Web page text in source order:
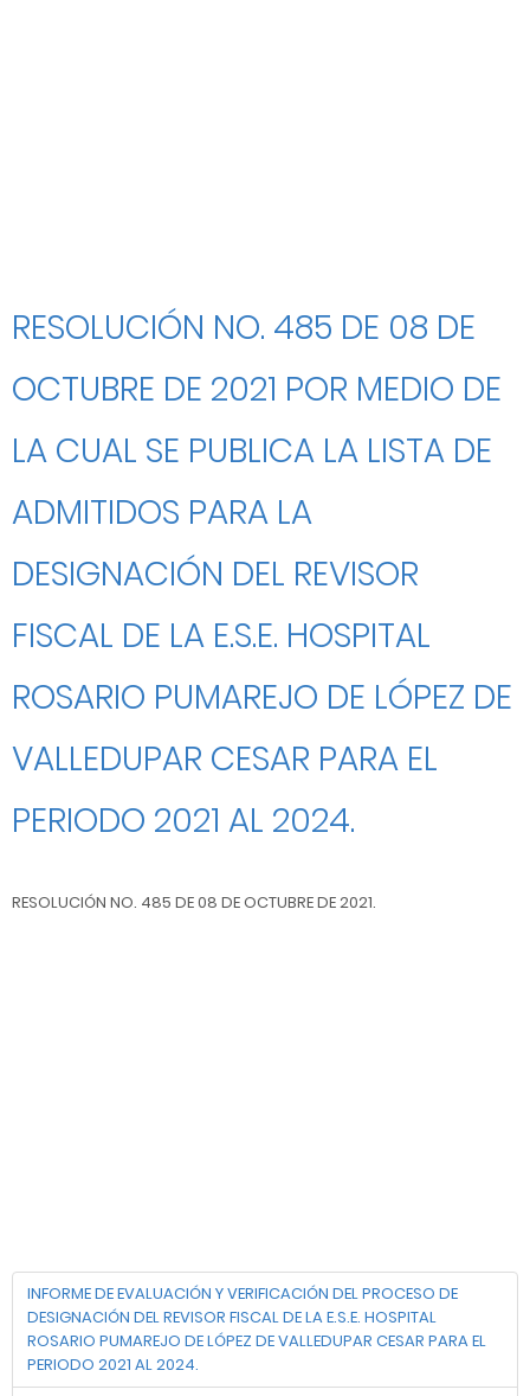
RESOLUCIÓN NO. 485 DE 08 DE
OCTUBRE DE 2021 POR MEDIO DE
LA CUAL SE PUBLICA LA LISTA DE
ADMITIDOS PARA LA
DESIGNACIÓN DEL REVISOR
FISCAL DE LA E.S.E. HOSPITAL
ROSARIO PUMAREJO DE LÓPEZ DE
VALLEDUPAR CESAR PARA EL
PERIODO 2021 AL 2024.
RESOLUCIÓN NO. 485 DE 08 DE OCTUBRE DE 2021.
INFORME DE EVALUACIÓN Y VERIFICACIÓN DEL PROCESO DE
DESIGNACIÓN DEL REVISOR FISCAL DE LA E.S.E. HOSPITAL
ROSARIO PUMAREJO DE LÓPEZ DE VALLEDUPAR CESAR PARA EL
PERIODO 2021 AL 2024.